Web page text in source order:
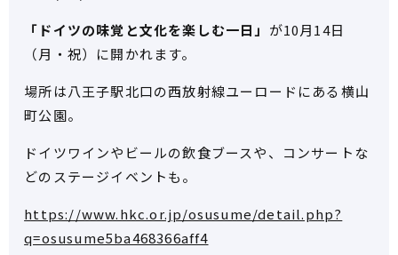
「ドイツの味覚と文化を楽しむ一日」 が10月14日
（月・祝）に開かれます。
場所は八王子駅北口の西放射線ユーロードにある横山
町公園。
ドイツワインやビールの飲食ブースや、コンサートな
どのステージイベントも。
https://www.hkc.or.jp/osusume/detail.php?
q=osusume5ba468366aff4